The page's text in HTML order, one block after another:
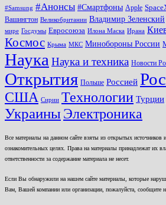
#Samsung #Анонсы #Смартфоны Apple
Вашингтон Великобритании Владимир Зеленский
мире Госдумы Евросоюза Илона Маска Ирана
Космос Крыма МКС Минобороны России
Наука Наука и техника Новости
Открытия Польше Россией
США Сирии Технологии Турции
УкраиныЭлектроника
Все материалы на данном сайте взяты из открытых источников
ознакомительных целях. Права на материалы принадлежат их
ответственности за содержание материала не несет.
Если Вы обнаружили на нашем сайте материалы, которые
Вам, Вашей компании или организации, пожалуйста, сообщите